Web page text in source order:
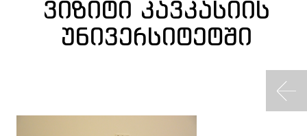
ვიზიტი კავკასიის
უნივერსიტეტში